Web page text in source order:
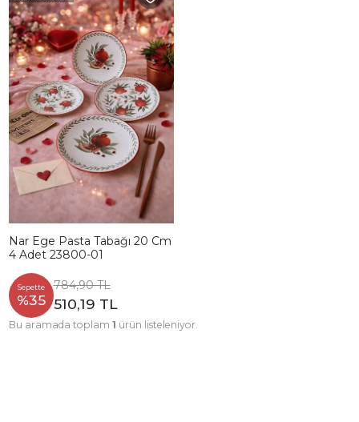
Nar Ege Pasta Tabağı 20 Cm
4 Adet 23800-01
Sepette
%35
784,90 TL
510,19 TL
Bu aramada toplam 1 ürün listeleniyor.